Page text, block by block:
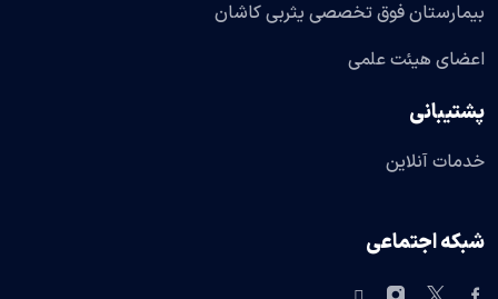
بیمارستان فوق تخصصی یثربی کاشان
اعضای هیئت علمی
پشتیبانی
خدمات آنلاین
شبکه اجتماعی